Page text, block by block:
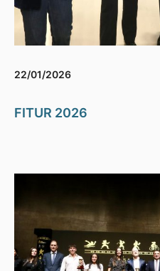
22/01/2026
FITUR 2026